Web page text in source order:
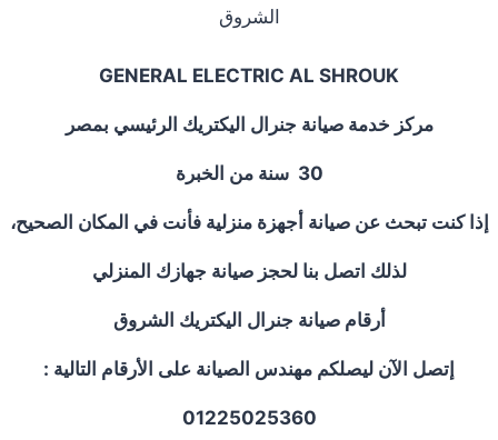
الشروق
GENERAL ELECTRIC AL SHROUK
مركز خدمة صيانة جنرال اليكتريك الرئيسي بمصر
30 سنة من الخبرة
إذا كنت تبحث عن صيانة أجهزة منزلية فأنت في المكان الصحيح،
لذلك اتصل بنا لحجز صيانة جهازك المنزلي
أرقام صيانة جنرال اليكتريك الشروق
إتصل الآن ليصلكم مهندس الصيانة على الأرقام التالية :
01225025360